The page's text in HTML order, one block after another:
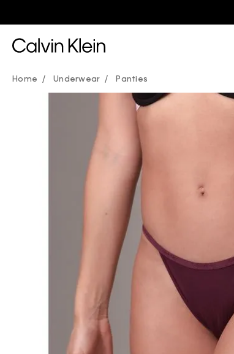
Underwear Panties